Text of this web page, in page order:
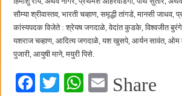
सौम्या श्रीवास्तव, भारती चव्हाण, समृद्धी तांगडे, मानसी जाधव,
कांस्यपदक विजेते : श्रेयष जगदाळे, वेदांत कुडके, विश्वजीत
यशराज चव्हाण, आदित्य जगदाळे, यश खुसपे, आर्यन सावंत, ओम
पुजारी, आयुषी माने, मयुरी पिसे.
Fa T
W E
Share